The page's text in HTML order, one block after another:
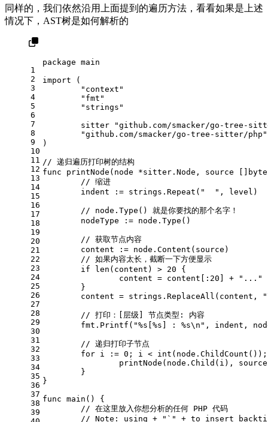
同样的，我们依然沿用上面提到的遍历方法，看看如果是上述
情况下，AST树是如何解析的
1
2
3
4
5
6
7
8
9
10
11
12
13
14
15
16
17
18
19
20
21
22
23
24
25
26
27
28
29
30
31
32
33
34
35
36
37
38
39
package main
import (
"context"
"fmt"
"strings"
	sitter
"github.com/smacker/go-tree-
"github.com/smacker/go-tree-sitter/php"
)
// 递归遍历打印树的结构
func
printNode (node *sitter.Node, source [] byte
// 缩进
	indent := strings.Repeat(
"  " , level)
// node.Type() 就是你要找的那个名字！
	nodeType := node.Type()
// 获取节点内容
	content := node.Content(source)
// 如果内容太长，截断一下方便显示
if
len (content) > 20 {
		content = content[:
20 ] +
"..."
	}
	content = strings.ReplaceAll(content,
// 打印：[层级] 节点类型: 内容
	fmt.Printf(
"%s[%s] : %s\n" , indent,
// 递归打印子节点
for i := 0 ; i < int
printNode(node.Child(i),
	}
}
func main ()
{
// 在这里放入你想分析的任何 PHP 代码
// Note: using + "`" + to insert